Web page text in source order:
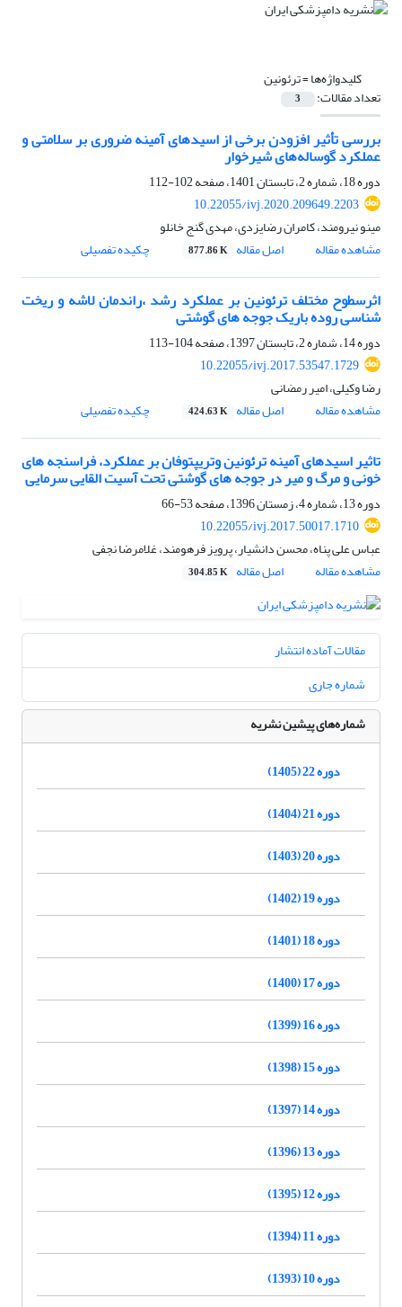
کلیدواژه‌ها =ترئونین
تعداد مقالات: 3
بررسی تأثیر افزودن برخی از اسیدهای آمینه ضروری بر سلامتی و
عملکرد گوساله‌های شیرخوار
دوره 18، شماره 2، تابستان 1401، صفحه
102-112
10.22055/ivj.2020.209649.2203
مینو نیرومند، کامران رضایزدی، مهدی گنج خانلو
مشاهده مقاله
اصل مقاله 877.86 K چکیده تفصیلی
اثرسطوح مختلف ترئونین بر عملکرد رشد ،راندمان لاشه و ریخت
شناسی روده باریک جوجه های گوشتی
دوره 14، شماره 2، تابستان 1397، صفحه
104-113
10.22055/ivj.2017.53547.1729
رضا وکیلی، امیر رمضانی
مشاهده مقاله
اصل مقاله 424.63 K چکیده تفصیلی
تاثیر اسیدهای آمینه ترئونین وتریپتوفان بر عملکرد، فراسنجه های
خونی و مرگ و میر در جوجه های گوشتی تحت آسیت القایی سرمایی
دوره 13، شماره 4، زمستان 1396، صفحه
53-66
10.22055/ivj.2017.50017.1710
عباس علی پناه، محسن دانشیار، پرویز فرهومند، غلامرضا نجفی
مشاهده مقاله
اصل مقاله 304.85 K
مقالات آماده انتشار
شماره جاری
شماره‌های پیشین نشریه
دوره 22 (1405)
دوره 21 (1404)
دوره 20 (1403)
دوره 19 (1402)
دوره 18 (1401)
دوره 17 (1400)
دوره 16 (1399)
دوره 15 (1398)
دوره 14 (1397)
دوره 13 (1396)
دوره 12 (1395)
دوره 11 (1394)
دوره 10 (1393)